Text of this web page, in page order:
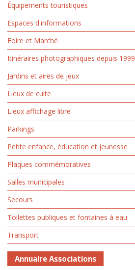
Équipements touristiques
Espaces d'informations
Foire et Marché
Itinéraires photographiques depuis 1999
Jardins et aires de jeux
Lieux de culte
Lieux affichage libre
Parkings
Petite enfance, éducation et jeunesse
Plaques commémoratives
Salles municipales
Secours
Toilettes publiques et fontaines à eau
Transport
Annuaire Associations